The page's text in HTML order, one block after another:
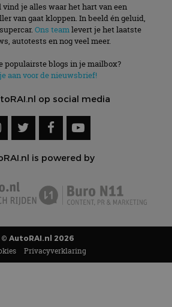
vind je alles waar het hart van een
van gaat kloppen. In beeld én geluid,
Ons teamlevert je het laatste
autotests en nog veel meer.
populairste blogs in je mailbox?
aan voor de nieuwsbrief!
op social media
is powered by
© AutoRAI.nl 2026
Privacyverklaring